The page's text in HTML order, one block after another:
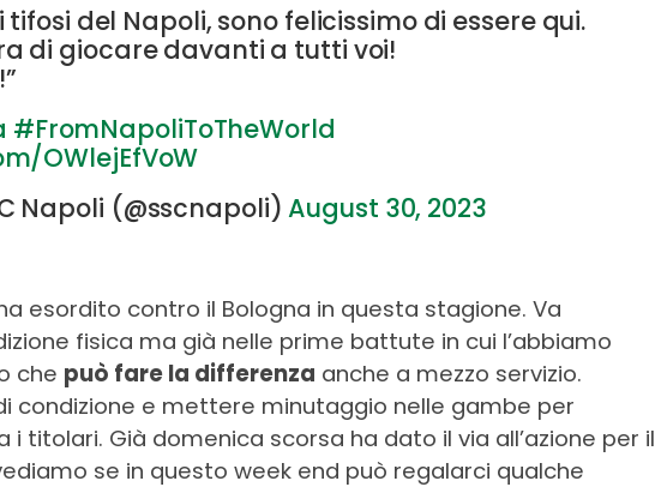
tifosi del Napoli, sono felicissimo di essere qui.
di giocare davanti a tutti voi!
#FromNapoliToTheWorld
OWlejEfVoW
Napoli (@sscnapoli)August 30, 2023
esordito contro il Bologna in questa stagione. Va
fisica ma già nelle prime battute in cui l’abbiamo
che può fare la differenza anche a mezzo servizio.
condizione e mettere minutaggio nelle gambe per
titolari. Già domenica scorsa ha dato il via all’azione per il
se in questo week end può regalarci qualche